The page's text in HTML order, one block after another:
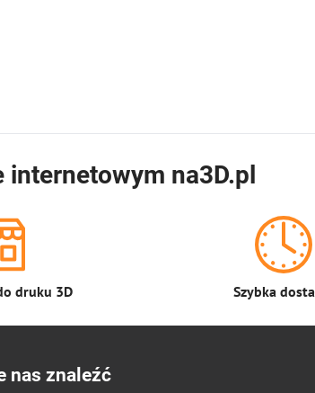
na3D.pl
druku 3D Szybka
nas znaleźć